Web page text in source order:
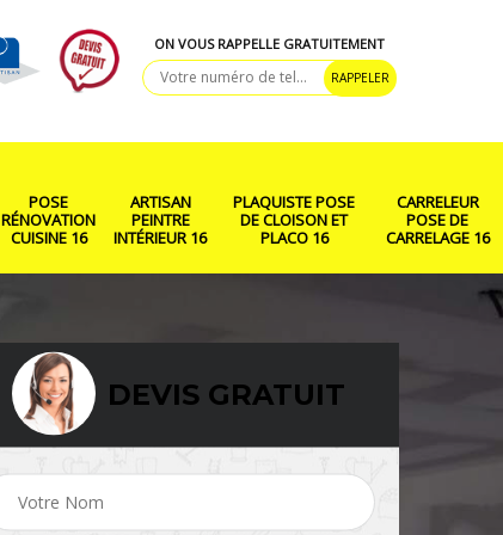
ON VOUS RAPPELLE GRATUITEMENT
POSE
RÉNOVATION
CUISINE 16
ARTISAN
PEINTRE
INTÉRIEUR 16
PLAQUISTE POSE
DE CLOISON ET
PLACO 16
CARRELEUR
POSE DE
CARRELAGE 16
Pose de parquet 16 Rénovation salle de
DEVIS GRATUIT